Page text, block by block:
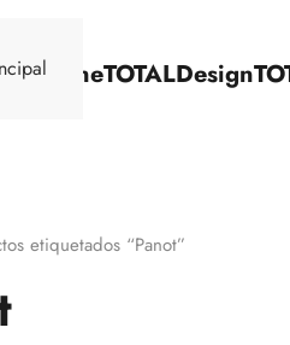
TOTALDesign
etiquetados “Panot”